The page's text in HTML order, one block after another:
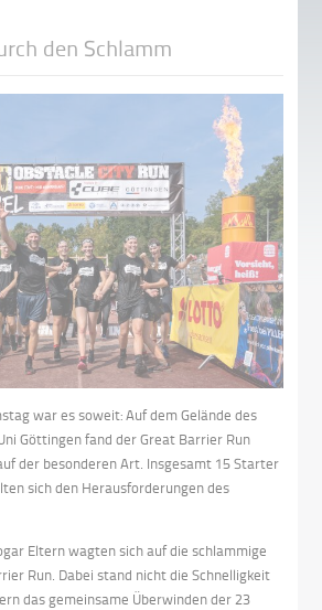
den Schlamm
war es soweit: Auf dem Gelände des
Göttingen fand der Great Barrier Run
der besonderen Art. Insgesamt 15 Starter
sich den Herausforderungen des
Eltern wagten sich auf die schlammige
Run. Dabei stand nicht die Schnelligkeit
das gemeinsame Überwinden der 23